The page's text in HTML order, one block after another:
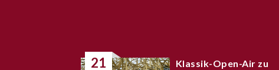
21
Klassik-Open-Air zu